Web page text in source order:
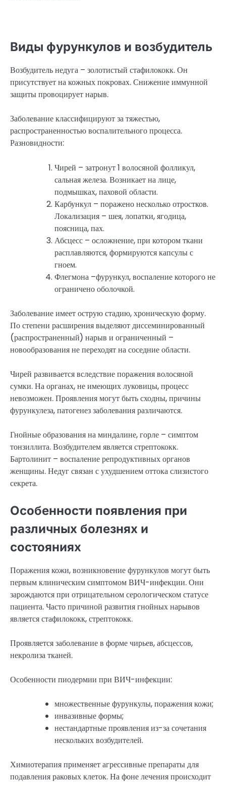
Виды фурункулов и возбудитель
Возбудитель недуга – золотистый стафилококк. Он
присутствует на кожных покровах. Снижение иммунной
защиты провоцирует нарыв.
Заболевание классифицируют за тяжестью,
распространенностью воспалительного процесса.
Разновидности:
Чирей – затронут 1 волосяной фолликул,
сальная железа. Возникает на лице,
подмышках, паховой области.
Карбункул – поражено несколько отростков.
Локализация – шея, лопатки, ягодица,
поясница, пах.
Абсцесс – осложнение, при котором ткани
расплавляются, формируются капсулы с
гноем.
Флегмона –фурункул, воспаление которого не
ограничено оболочкой.
Заболевание имеет острую стадию, хроническую форму.
По степени расширения выделяют диссеминированный
(распространенный) нарыв и ограниченный –
новообразования не переходят на соседние области.
Чирей развивается вследствие поражения волосяной
сумки. На органах, не имеющих луковицы, процесс
невозможен. Проявления могут быть сходны, причины
фурункулеза, патогенез заболевания различаются.
Гнойные образования на миндалине, горле – симптом
тонзиллита. Возбудителем является стрептококк.
Бартолинит – воспаление репродуктивных органов
женщины. Недуг связан с ухудшением оттока слизистого
секрета.
Особенности появления при
различных болезнях и
состояниях
Поражения кожи, возникновение фурункулов могут быть
первым клиническим симптомом ВИЧ-инфекции. Они
зарождаются при отрицательном серологическом статусе
пациента. Часто причиной развития гнойных нарывов
является стафилококк, стрептококк.
Проявляется заболевание в форме чирьев, абсцессов,
некролиза тканей.
Особенности пиодермии при ВИЧ-инфекции:
множественные фурункулы, поражения кожи;
инвазивные формы;
нестандартные проявления из-за сочетания
нескольких возбудителей.
Химиотерапия применяет агрессивные препараты для
подавления раковых клеток. На фоне лечения происходит